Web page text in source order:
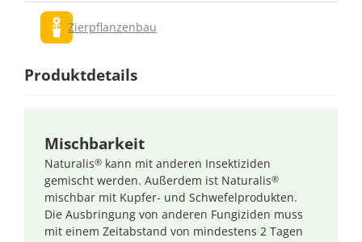
Zierpflanzenbau
Produktdetails
Mischbarkeit
Naturalis®kann mit anderen Insektiziden
gemischt werden. Außerdem ist Naturalis®
mischbar mit Kupfer- und Schwefelprodukten.
Die Ausbringung von anderen Fungiziden muss
mit einem Zeitabstand von mindestens 2 Tagen